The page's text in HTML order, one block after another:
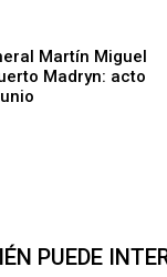
Martín Miguel
Madryn: acto
PUEDE